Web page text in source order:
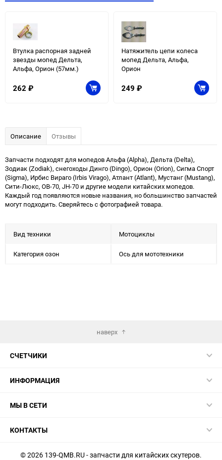
Втулка распорная задней
звезды мопед Дельта,
Альфа, Орион (57мм.)
262 ₽
Натяжитель цепи колеса
мопед Дельта, Альфа,
Орион
249 ₽
Описание Отзывы
Запчасти подходят для мопедов Альфа (Alpha), Дельта (Delta),
Зодиак (Zodiak), снегоходы Динго (Dingo), Орион (Orion), Сигма Спорт
(Sigma), Ирбис Вираго (Irbis Virago), Атлант (Atlant), Мустанг (Mustang),
Сити-Люкс, ОВ-70, JH-70 и другие модели китайских мопедов.
Каждый год появляются новые названия, но большинство запчастей
могут подходить. Сверяйтесь с фотографией товара.
Вид техники Мотоциклы
Категория озон Ось для мототехники
наверх
СЧЕТЧИКИ
ИНФОРМАЦИЯ
МЫ В СЕТИ
КОНТАКТЫ
© 2026 139-QMB.RU - запчасти для китайских скутеров.